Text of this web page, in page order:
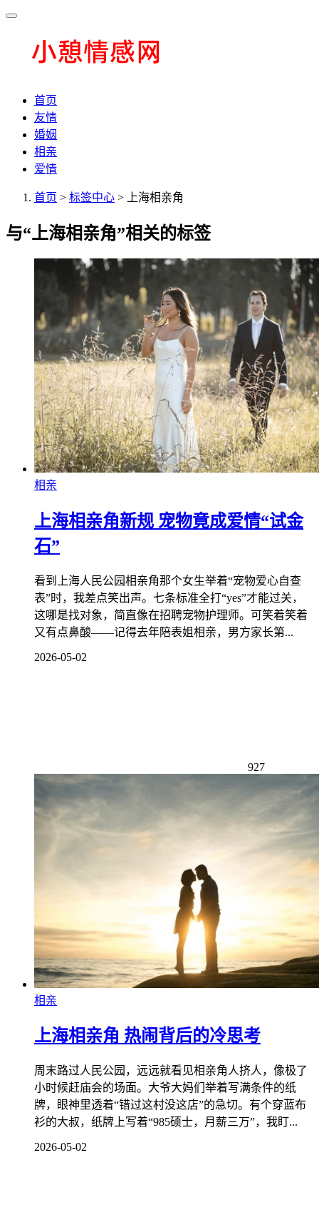
首页
友情
婚姻
相亲
爱情
首页 > 标签中心 > 上海相亲角
与“上海相亲角”相关的标签
相亲
上海相亲角新规 宠物竟成爱情“试金
石”
看到上海人民公园相亲角那个女生举着“宠物爱心自查
表”时，我差点笑出声。七条标准全打“yes”才能过关，
这哪是找对象，简直像在招聘宠物护理师。可笑着笑着
又有点鼻酸——记得去年陪表姐相亲，男方家长第...
2026-05-02
927
相亲
上海相亲角 热闹背后的冷思考
周末路过人民公园，远远就看见相亲角人挤人，像极了
小时候赶庙会的场面。大爷大妈们举着写满条件的纸
牌，眼神里透着“错过这村没这店”的急切。有个穿蓝布
衫的大叔，纸牌上写着“985硕士，月薪三万”，我盯...
2026-05-02